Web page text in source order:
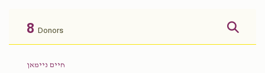
8 Donors
חיים ניימאן